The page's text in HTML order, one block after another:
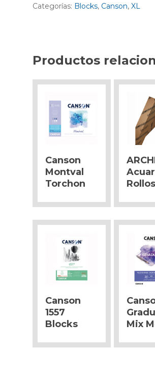
Categorías: Blocks, Canson, XL
Productos
Canson
Montval
Torchon
Rollos
Canson
1557
Blocks
Mix